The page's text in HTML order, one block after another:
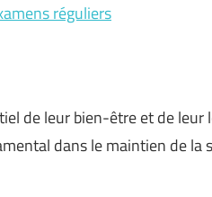
réguliers
de leur bien-être et de leur
dans le maintien de la